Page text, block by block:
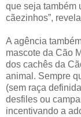
que seja também
cãezinhos”,
A agência
mascote da Cão
dos cachês da
animal. Sempre
(sem raça
desfiles ou
incentivando a